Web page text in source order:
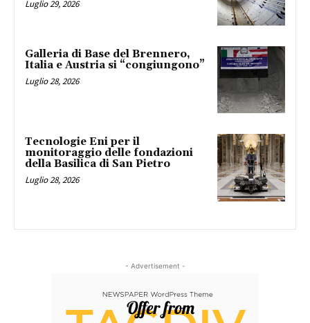
Luglio 29, 2026
Galleria di Base del Brennero,
Italia e Austria si “congiungono”
Luglio 28, 2026
Tecnologie Eni per il
monitoraggio delle fondazioni
della Basilica di San Pietro
Luglio 28, 2026
- Advertisement -